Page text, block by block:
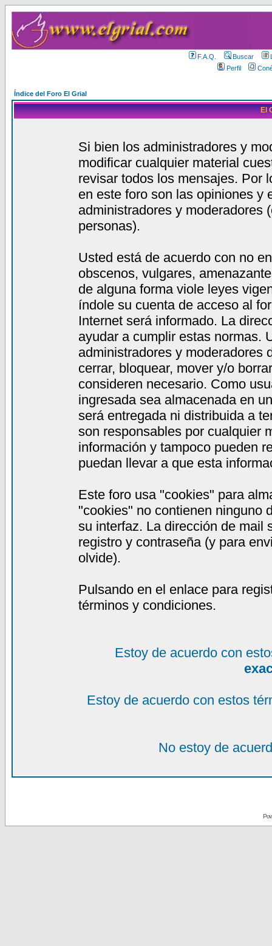
F.A.Q. Buscar
Perfil
Índice del Foro El Grial
El
Si bien los administradores y
modificar cualquier material
revisar todos los mensajes. Por
en este foro son las opiniones y
administradores y moderadores
personas).
Usted está de acuerdo con no
obscenos, vulgares,
de alguna forma viole leyes
índole su cuenta de acceso al
Internet será informado. La
ayudar a cumplir estas normas.
administradores y moderadores
cerrar, bloquear, mover y/o
consideren necesario. Como
ingresada sea almacenada en
será entregada ni distribuida a
son responsables por cualquier
información y tampoco pueden
puedan llevar a que esta
Este foro usa "cookies" para
"cookies" no contienen ninguno
su interfaz. La dirección de mail
registro y contraseña (y para
olvide).
Pulsando en el enlace para
términos y condiciones.
Estoy de acuerdo con
Estoy de acuerdo con estos
No estoy de